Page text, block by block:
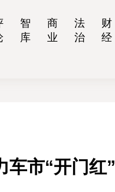
智
库
商
业
法
治
财
经
车市“开门红”